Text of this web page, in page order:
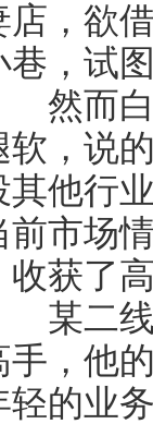
店，欲
巷，试
白酒
软，说
其他行
前市场
收获了
线白
手，他
轻的业